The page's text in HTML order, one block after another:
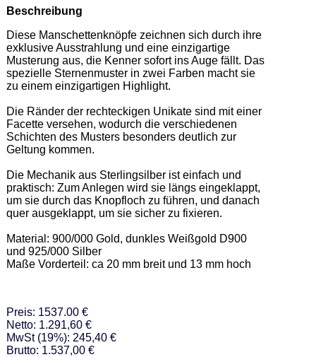
Beschreibung
Diese Manschettenknöpfe zeichnen sich durch ihre
exklusive Ausstrahlung und eine einzigartige
Musterung aus, die Kenner sofort ins Auge fällt. Das
spezielle Sternenmuster in zwei Farben macht sie
zu einem einzigartigen Highlight.
Die Ränder der rechteckigen Unikate sind mit einer
Facette versehen, wodurch die verschiedenen
Schichten des Musters besonders deutlich zur
Geltung kommen.
Die Mechanik aus Sterlingsilber ist einfach und
praktisch: Zum Anlegen wird sie längs eingeklappt,
um sie durch das Knopfloch zu führen, und danach
quer ausgeklappt, um sie sicher zu fixieren.
Material: 900/000 Gold, dunkles Weißgold D900
und 925/000 Silber
Maße Vorderteil: ca 20 mm breit und 13 mm hoch
Preis: 1537.00 €
Netto: 1.291,60 €
MwSt (19%): 245,40 €
Brutto: 1.537,00 €